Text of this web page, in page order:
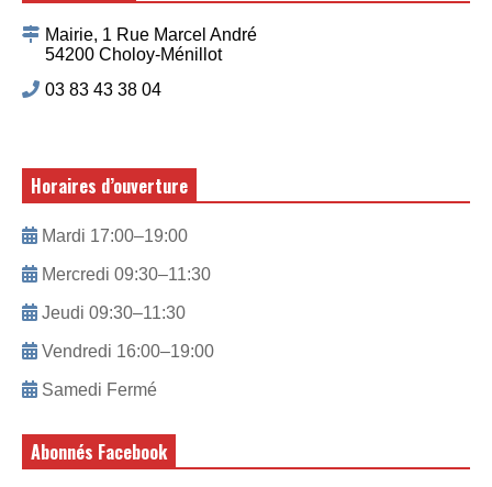
Mairie, 1 Rue Marcel André
54200 Choloy-Ménillot
03 83 43 38 04
Horaires d’ouverture
Mardi 17:00–19:00
Mercredi 09:30–11:30
Jeudi 09:30–11:30
Vendredi 16:00–19:00
Samedi Fermé
Abonnés Facebook